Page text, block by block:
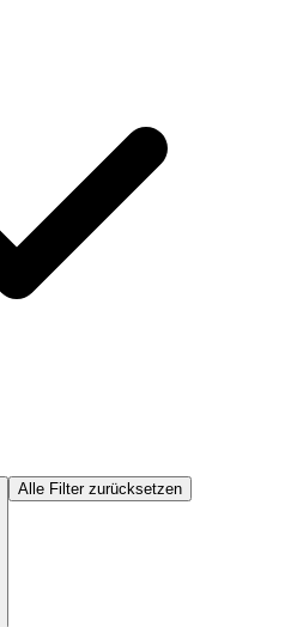
Alle Filter zurücksetzen